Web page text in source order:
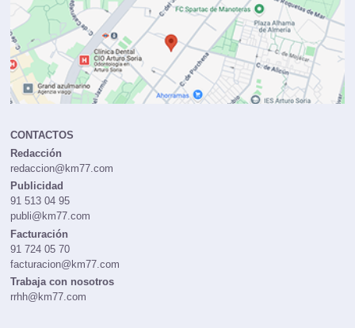
CONTACTOS
Redacción
redaccion@km77.com
Publicidad
91 513 04 95
publi@km77.com
Facturación
91 724 05 70
facturacion@km77.com
Trabaja con nosotros
rrhh@km77.com